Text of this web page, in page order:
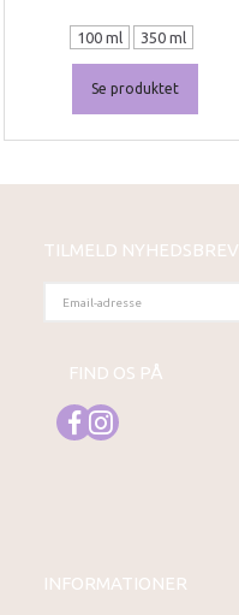
100 ml 350 ml
Se produktet
TILMELD NYHEDSBREV
ADRESSE
FIND OS PÅ
INFORMATIONER